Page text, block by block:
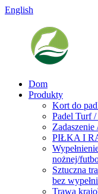
English
Dom
Produkty
Kort do
Padel Turf /
PIŁKA I
nożnej/
Sztuczna
bez
Trawa